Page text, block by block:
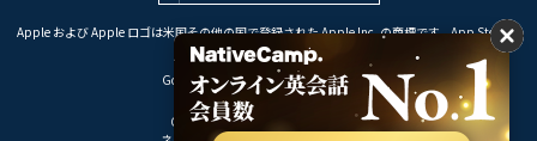
Apple および Apple ロゴは米国その他の国で登録された Apple Inc. の商標です。App Store は
Apple Inc. のサービスマークです。
Google Play は Google LLC の商標です。
Copyright © 2026 オンライン英会話